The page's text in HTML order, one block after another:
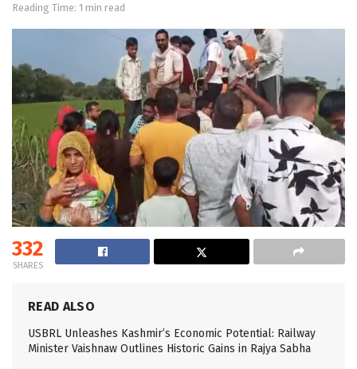
Reading Time: 1 min read
332
SHARES
READ ALSO
USBRL Unleashes Kashmir’s Economic Potential: Railway
Minister Vaishnaw Outlines Historic Gains in Rajya Sabha